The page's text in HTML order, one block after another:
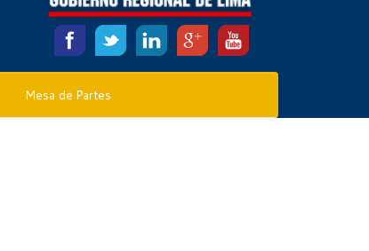
Mesa de Partes